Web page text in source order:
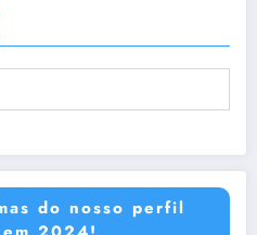
do nosso perfil